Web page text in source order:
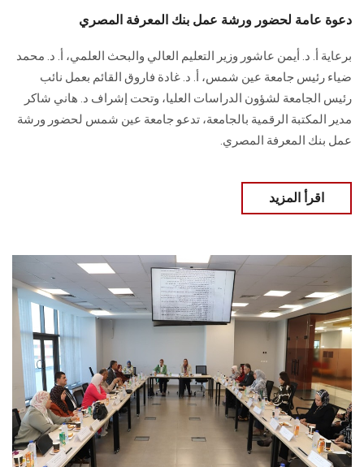
الزائـرون
سجل الان
دعوة عامة لحضور ورشة عمل بنك المعرفة المصري
برعاية أ. د. أيمن عاشور وزير التعليم العالي والبحث العلمي، أ. د. محمد
ضياء رئيس جامعة عين شمس، أ. د. غادة فاروق القائم بعمل نائب
رئيس الجامعة لشؤون الدراسات العليا، وتحت إشراف د. هاني شاكر
مدير المكتبة الرقمية بالجامعة، تدعو جامعة عين شمس لحضور ورشة
عمل بنك المعرفة المصري.
اقرأ المزيد